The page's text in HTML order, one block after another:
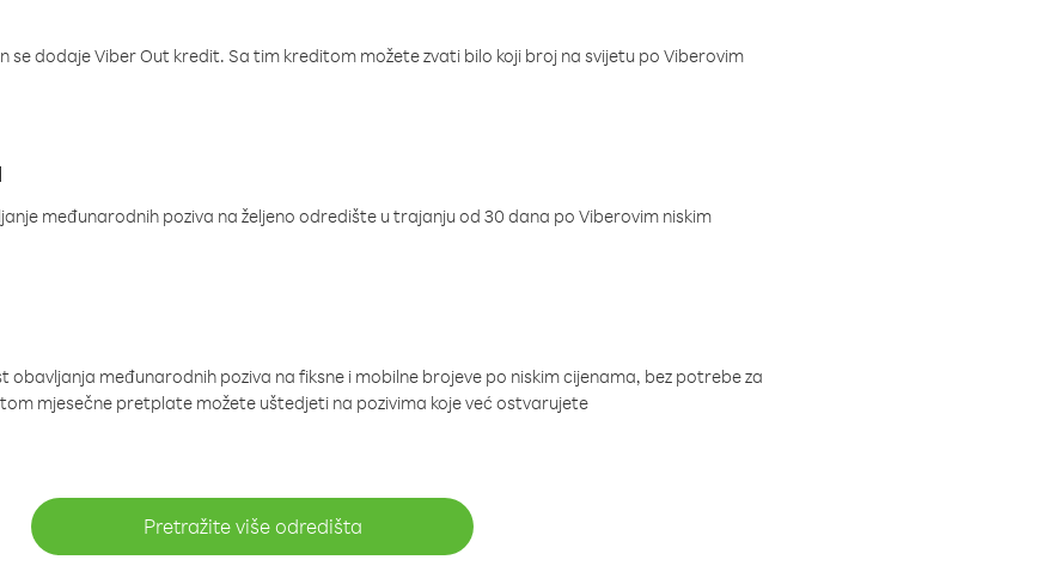
se dodaje Viber Out kredit. Sa tim kreditom možete zvati bilo koji broj na svijetu po Viberovim
međunarodnih poziva na željeno odredište u trajanju od 30 dana po Viberovim niskim
međunarodnih poziva na fiksne i mobilne brojeve po niskim cijenama, bez potrebe za
mjesečne pretplate možete uštedjeti na pozivima koje već ostvarujete
Pretražite više odredišta